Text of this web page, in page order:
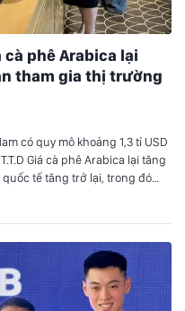
cà phê Arabica lại
tham gia thị trường
có quy mô khoảng 1,3 tỉ USD
Giá cà phê Arabica lại tăng
tế tăng trở lại, trong đó